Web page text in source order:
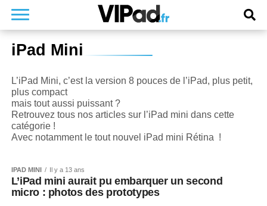
iPad Mini
L’iPad Mini, c’est la version 8 pouces de l’iPad, plus petit,
plus compact
mais tout aussi puissant ?
Retrouvez tous nos articles sur l’iPad mini dans cette
catégorie !
Avec notamment le tout nouvel iPad mini Rétina !
IPAD MINI Il y a 13 ans
L’iPad mini aurait pu embarquer un second
micro : photos des prototypes